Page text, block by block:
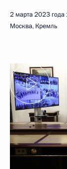
2 марта 2023 года
Москва, Кремль